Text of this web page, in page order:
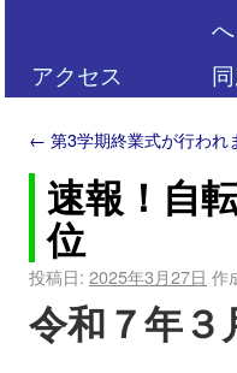
へ
アクセス
← 第3学期終業式が行われ
速報！自
位
投稿日: 2025年3月27日 作
令和７年